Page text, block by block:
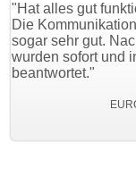
funktioniert.
war
gut. Nachfragen
und individuell
EUROIMMUN AG